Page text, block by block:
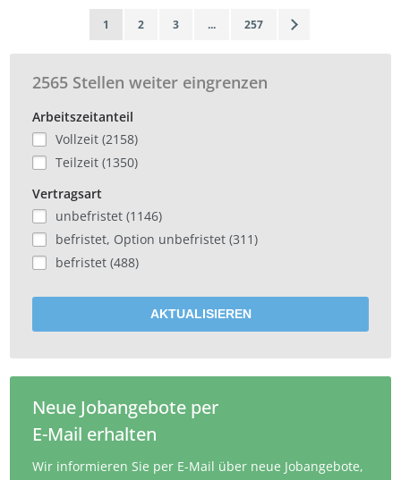
1 2 3 ... 257
2565 Stellen weiter eingrenzen
Arbeitszeitanteil
Vollzeit (2158)
Teilzeit (1350)
Vertragsart
unbefristet (1146)
befristet, Option unbefristet (311)
befristet (488)
AKTUALISIEREN
Neue Jobangebote per
E-Mail erhalten
Wir informieren Sie per E-Mail über neue Jobangebote,